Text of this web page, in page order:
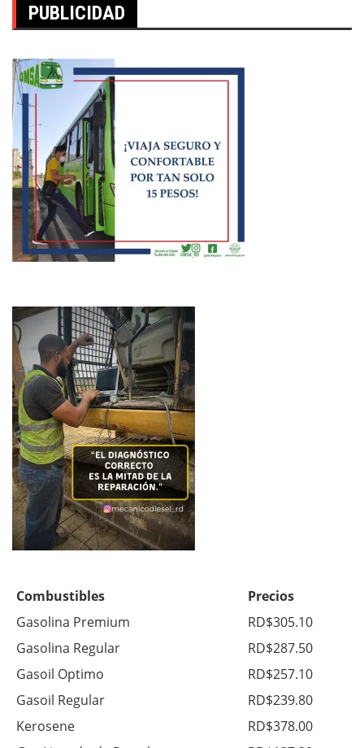
PUBLICIDAD
Combustibles
Precios
Gasolina Premium
RD$305.10
Gasolina Regular
RD$287.50
Gasoil Optimo
RD$257.10
Gasoil Regular
RD$239.80
Kerosene
RD$378.00